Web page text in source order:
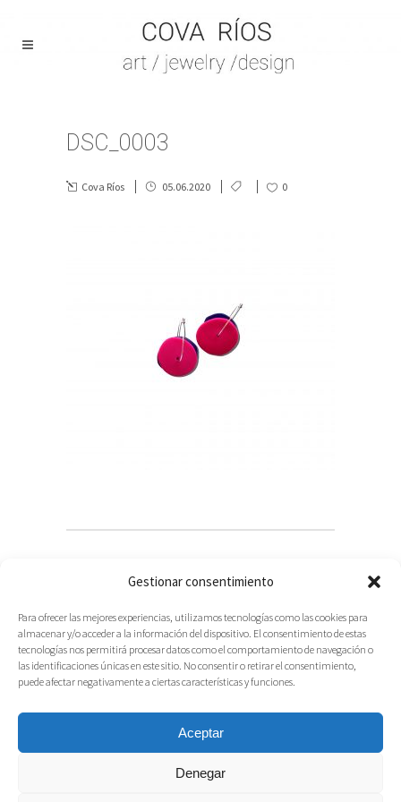
Gestionar consentimiento
Para ofrecer las mejores experiencias, utilizamos tecnologías como las cookies para
almacenar y/o acceder a la información del dispositivo. El consentimiento de estas
tecnologías nos permitirá procesar datos como el comportamiento de navegación o
las identificaciones únicas en este sitio. No consentir o retirar el consentimiento,
puede afectar negativamente a ciertas características y funciones.
Aceptar
Denegar
DSC_0003
Cova Ríos 05.06.2020 0